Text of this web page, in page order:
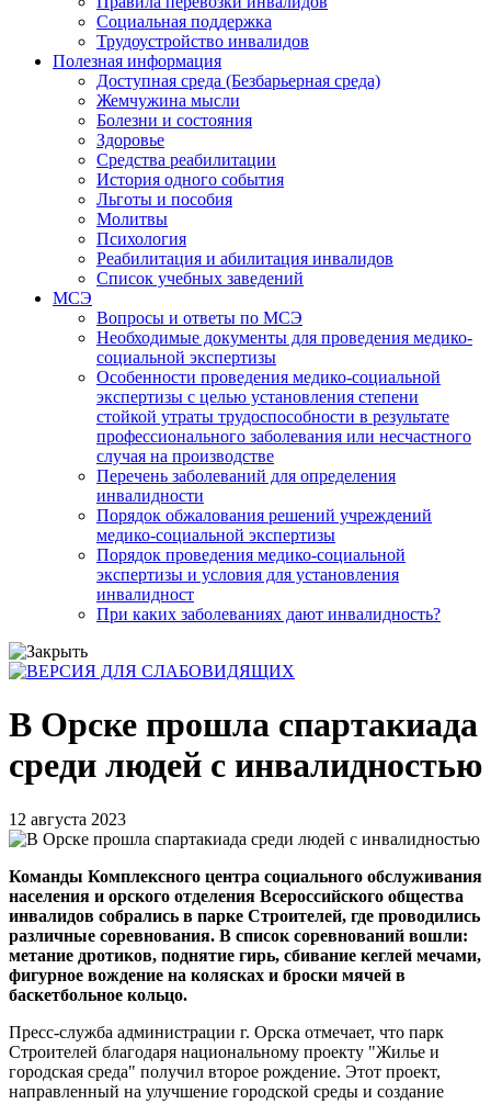
Социальная поддержка
Трудоустройство инвалидов
Полезная информация
Доступная среда (Безбарьерная среда)
Жемчужина мысли
Болезни и состояния
Здоровье
Средства реабилитации
История одного события
Льготы и пособия
Молитвы
Психология
Реабилитация и абилитация инвалидов
Список учебных заведений
МСЭ
Вопросы и ответы по МСЭ
Необходимые документы для проведения медико-
социальной экспертизы
Особенности проведения медико-социальной
экспертизы с целью установления степени
стойкой утраты трудоспособности в результате
профессионального заболевания или несчастного
случая на производстве
Перечень заболеваний для определения
инвалидности
Порядок обжалования решений учреждений
медико-социальной экспертизы
Порядок проведения медико-социальной
экспертизы и условия для установления
инвалидност
При каких заболеваниях дают инвалидность?
В Орске прошла спартакиада
среди людей с инвалидностью
12 августа 2023
Команды Комплексного центра социального обслуживания
населения и орского отделения Всероссийского общества
инвалидов собрались в парке Строителей, где проводились
различные соревнования. В список соревнований вошли:
метание дротиков, поднятие гирь, сбивание кеглей мечами,
фигурное вождение на колясках и броски мячей в
баскетбольное кольцо.
Пресс-служба администрации г. Орска отмечает, что парк
Строителей благодаря национальному проекту "Жилье и
городская среда" получил второе рождение. Этот проект,
направленный на улучшение городской среды и создание